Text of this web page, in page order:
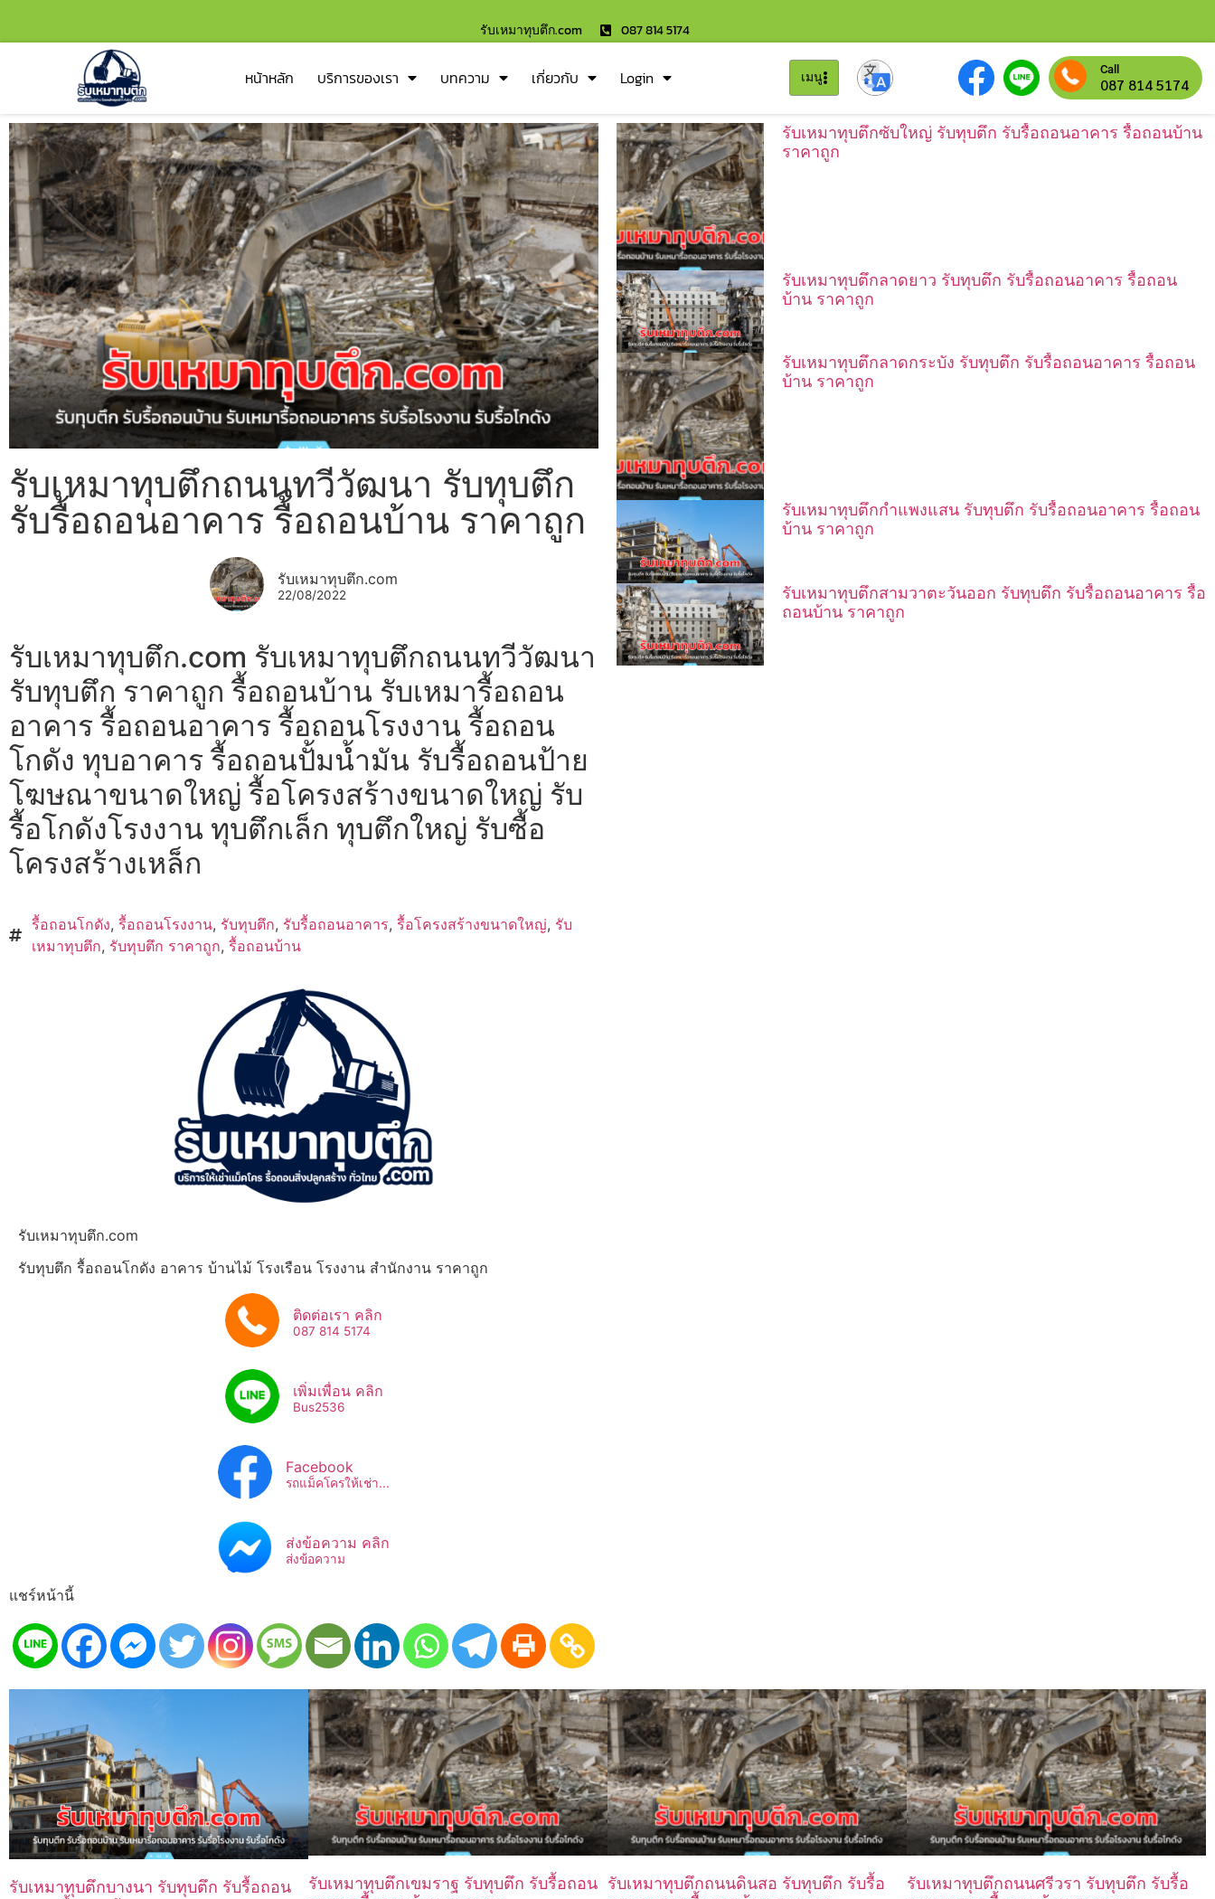
รับเหมาทุบตึก.com 087 814 5174
หน้าหลัก บริการของเรา บทความ เกี่ยวกับ Login เมนู Call
087 814 5174
รับเหมาทุบตึกถนนทวีวัฒนา รับทุบตึก
รับรื้อถอนอาคาร รื้อถอนบ้าน ราคาถูก
รับเหมาทุบตึก.com
22/08/2022
รับเหมาทุบตึก.com รับเหมาทุบตึกถนนทวีวัฒนา
รับทุบตึก ราคาถูก รื้อถอนบ้าน รับเหมารื้อถอน
อาคาร รื้อถอนอาคาร รื้อถอนโรงงาน รื้อถอน
โกดัง ทุบอาคาร รื้อถอนปั้มน้ำมัน รับรื้อถอนป้าย
โฆษณาขนาดใหญ่ รื้อโครงสร้างขนาดใหญ่ รับ
รื้อโกดังโรงงาน ทุบตึกเล็ก ทุบตึกใหญ่ รับซื้อ
โครงสร้างเหล็ก
รื้อถอนโกดัง, รื้อถอนโรงงาน, รับทุบตึก, รับรื้อถอนอาคาร, รื้อโครงสร้างขนาดใหญ่, รับ
เหมาทุบตึก, รับทุบตึก ราคาถูก, รื้อถอนบ้าน
รับเหมาทุบตึก.com
รับทุบตึก รื้อถอนโกดัง อาคาร บ้านไม้ โรงเรือน โรงงาน สำนักงาน ราคาถูก
ติดต่อเรา คลิก
087 814 5174
เพิ่มเพื่อน คลิก
Bus2536​
Facebook
รถแม็คโครให้เช่า...
ส่งข้อความ คลิก
ส่งข้อความ
แชร์หน้านี้
รับเหมาทุบตึกซับใหญ่ รับทุบตึก รับรื้อถอนอาคาร รื้อถอนบ้าน
ราคาถูก
รับเหมาทุบตึกลาดยาว รับทุบตึก รับรื้อถอนอาคาร รื้อถอน
บ้าน ราคาถูก
รับเหมาทุบตึกลาดกระบัง รับทุบตึก รับรื้อถอนอาคาร รื้อถอน
บ้าน ราคาถูก
รับเหมาทุบตึกกำแพงแสน รับทุบตึก รับรื้อถอนอาคาร รื้อถอน
บ้าน ราคาถูก
รับเหมาทุบตึกสามวาตะวันออก รับทุบตึก รับรื้อถอนอาคาร รื้อ
ถอนบ้าน ราคาถูก
รับเหมาทุบตึกบางนา รับทุบตึก รับรื้อถอน
รับเหมาทุบตึกเขมราฐ รับทุบตึก รับรื้อถอน รับเหมาทุบตึกถนนดินสอ รับทุบตึก รับรื้อ
รับเหมาทุบตึกถนนศรีวรา รับทุบตึก รับรื้อ